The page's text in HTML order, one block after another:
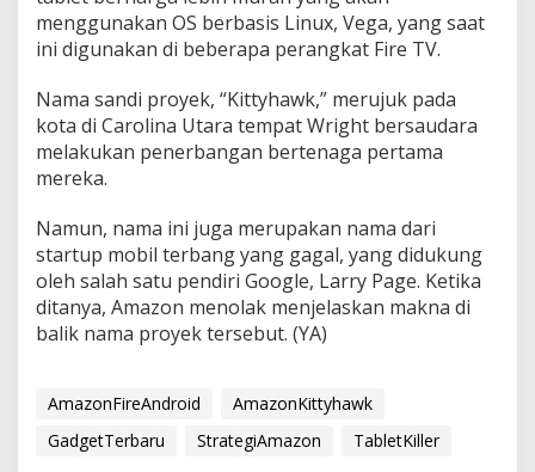
menggunakan OS berbasis Linux, Vega, yang saat
ini digunakan di beberapa perangkat Fire TV.
Nama sandi proyek, “Kittyhawk,” merujuk pada
kota di Carolina Utara tempat Wright bersaudara
melakukan penerbangan bertenaga pertama
mereka.
Namun, nama ini juga merupakan nama dari
startup mobil terbang yang gagal, yang didukung
oleh salah satu pendiri Google, Larry Page. Ketika
ditanya, Amazon menolak menjelaskan makna di
balik nama proyek tersebut. (YA)
AmazonFireAndroid
AmazonKittyhawk
GadgetTerbaru
StrategiAmazon
TabletKiller